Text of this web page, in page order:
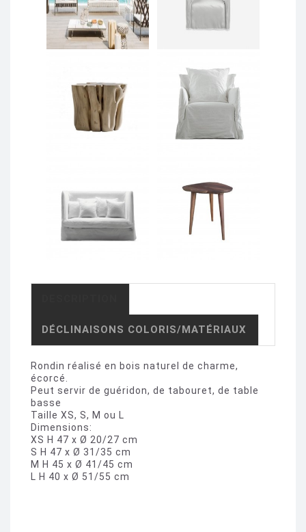
DÉCLINAISONS COLORIS/MATÉRIAUX
Rondin réalisé en bois naturel de charme,
écorcé.
Peut servir de guéridon, de tabouret, de table
basse
Taille XS, S, M ou L
Dimensions:
XS H 47 x Ø 20/27 cm
S H 47 x Ø 31/35 cm
M H 45 x Ø 41/45 cm
L H 40 x Ø 51/55 cm